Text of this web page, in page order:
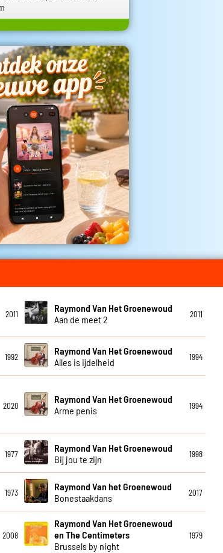
2011
Raymond Van Het Groenewoud
Aan de meet 2
2011
1992
Raymond Van Het Groenewoud
Alles is ijdelheid
1994
2020
Raymond Van Het Groenewoud
Arme penis
1994
1977
Raymond Van Het Groenewoud
Bij jou te zijn
1998
1973
Raymond Van het Groenewoud
Bonestaakdans
2017
2008
Raymond Van Het Groenewoud
en The Centimeters
Brussels by night
1979